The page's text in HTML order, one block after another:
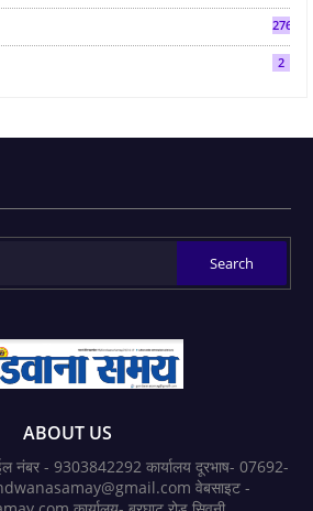
2763
2
ABOUT US
नंबर - 9303842292 कार्यालय दूरभाष- 07692-
वेबसाइट -